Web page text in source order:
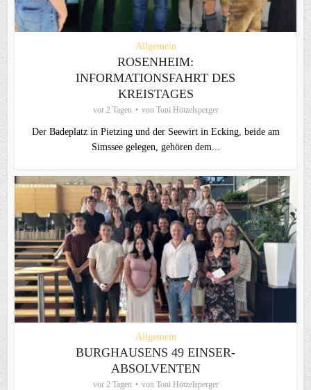
Allgemein
ROSENHEIM:
INFORMATIONSFAHRT DES
KREISTAGES
vor 2 Tagen von Toni Hötzelsperger
Der Badeplatz in Pietzing und der Seewirt in Ecking, beide am
Simssee gelegen, gehören dem...
Allgemein
BURGHAUSENS 49 EINSER-
ABSOLVENTEN
vor 2 Tagen von Toni Hötzelsperger